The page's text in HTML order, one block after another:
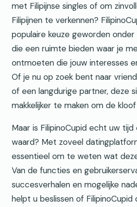
met Filipijnse singles of om
Filipijnen te verkennen?
populaire keuze geworden onder
die een ruimte bieden waar je
ontmoeten die jouw interesses
Of je nu op zoek bent naar
of een langdurige partner, deze
makkelijker te maken om de
Maar is FilipinoCupid echt uw
waard? Met zoveel
essentieel om te weten wat
Van de functies en
succesverhalen en mogelijke
helpt u beslissen of